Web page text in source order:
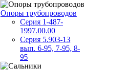
Опоры трубопроводов
Серия 1-487-
1997.00.00
Серия 5.903-13
вып. 6-95, 7-95, 8-
95